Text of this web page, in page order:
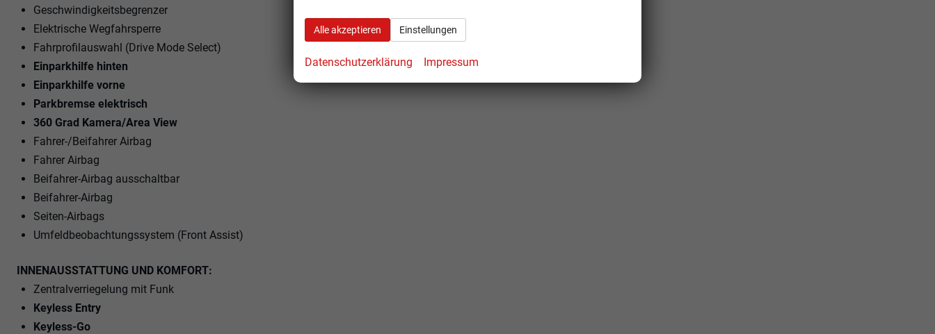
Geschwindigkeitsbegrenzer
Elektrische Wegfahrsperre
Fahrprofilauswahl (Drive Mode Select)
Einparkhilfe hinten
Einparkhilfe vorne
Parkbremse elektrisch
360 Grad Kamera/Area View
Fahrer-/Beifahrer Airbag
Fahrer Airbag
Beifahrer-Airbag ausschaltbar
Beifahrer-Airbag
Seiten-Airbags
Umfeldbeobachtungssystem (Front Assist)
INNENAUSSTATTUNG UND KOMFORT:
Zentralverriegelung mit Funk
Keyless Entry
Keyless-Go
Alle akzeptieren Einstellungen
Datenschutzerklärung Impressum